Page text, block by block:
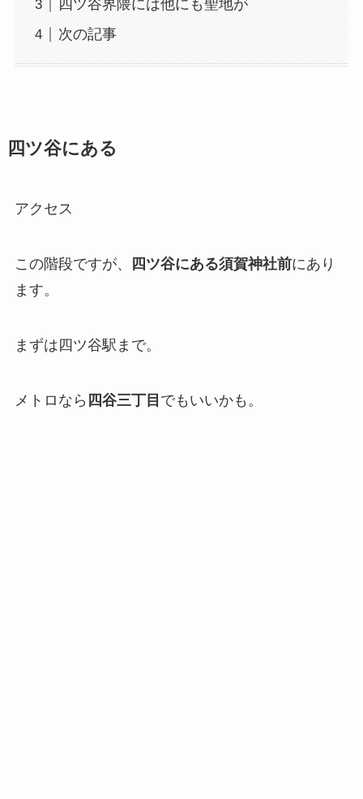
四ツ谷界隈には他にも聖地が
次の記事
四ツ谷にある
アクセス
この階段ですが、 四ツ谷にある須賀神社前にあり
ます。
まずは四ツ谷駅まで。
メトロなら 四谷三丁目 でもいいかも。